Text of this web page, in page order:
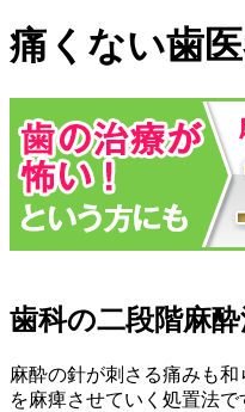
痛くない歯
歯科の二段階麻
麻酔の針が刺さる痛みも
を麻痺させていく処置法で